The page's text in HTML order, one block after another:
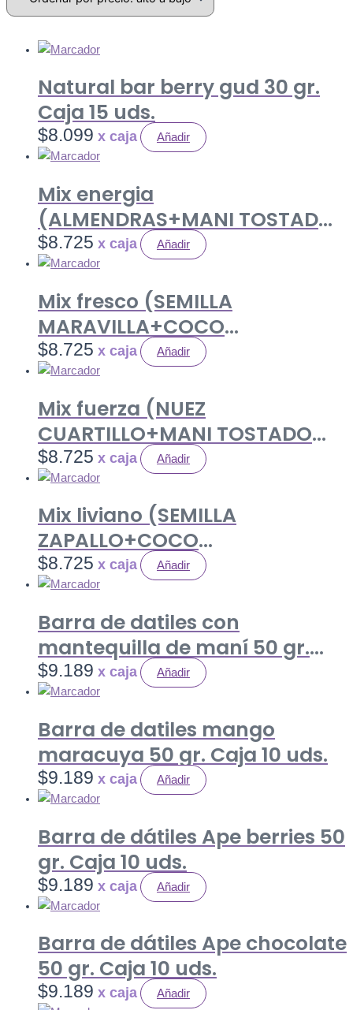
Natural bar berry gud 30 gr.
Caja 15 uds.
$8.099 Añadir
Mix energia
(ALMENDRAS+MANI TOSTADO
SIN SAL+ PASA MORENA) 80 gr.
Caja 12 uds.
$8.725 Añadir
Mix fresco (SEMILLA
MARAVILLA+COCO
LAMINAS+PASA RUBIA) 80 gr.
Caja 12 uds.
$8.725 Añadir
Mix fuerza (NUEZ
CUARTILLO+MANI TOSTADO
SIN SAL+ PASA MORENA) 80 gr.
Caja 12 uds.
$8.725 Añadir
Mix liviano (SEMILLA
ZAPALLO+COCO
LAMINAS+PASA RUBIA) 80 gr.
Caja 12 uds.
$8.725 Añadir
Barra de datiles con
mantequilla de maní 50 gr.
Caja 10 uds.
$9.189 Añadir
Barra de datiles mango
maracuya 50 gr. Caja 10 uds.
$9.189 Añadir
Barra de dátiles Ape berries 50
gr. Caja 10 uds.
$9.189 Añadir
Barra de dátiles Ape chocolate
50 gr. Caja 10 uds.
$9.189 Añadir